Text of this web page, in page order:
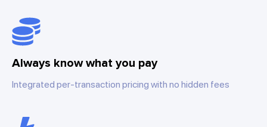
Always know what you pay
Integrated per-transaction pricing with no hidden fees